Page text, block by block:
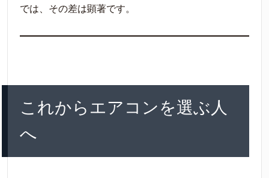
では、その差は顕著です。
これからエアコンを選ぶ人
へ